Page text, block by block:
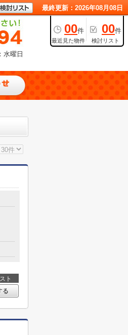
最終更新：2026年08月08日
00件
最近見た物件
00件
検討リスト
水曜日
ト
る